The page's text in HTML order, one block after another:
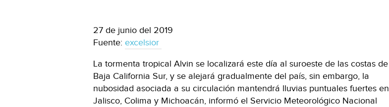
27 de junio del 2019
Fuente: excelsior
La tormenta tropical Alvin se localizará este día al suroeste de las costas de
Baja California Sur, y se alejará gradualmente del país, sin embargo, la
nubosidad asociada a su circulación mantendrá lluvias puntuales fuertes en
Jalisco, Colima y Michoacán, informó el Servicio Meteorológico Nacional